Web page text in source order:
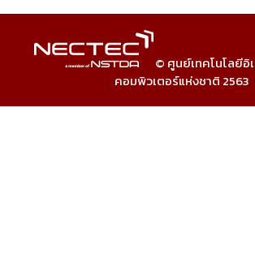
© ศูนย์เทคโนโลยีอิ
คอมพิวเตอร์แห่งชาติ 2563